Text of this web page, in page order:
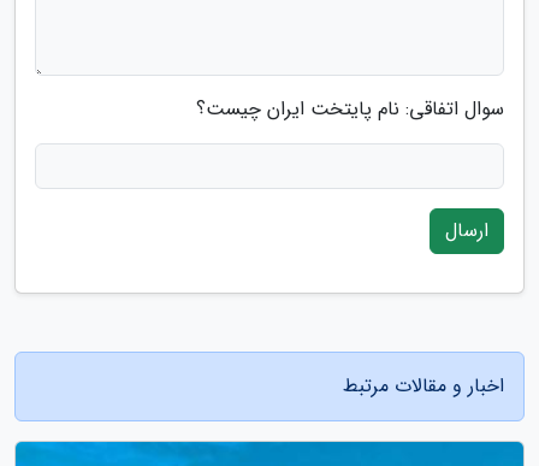
سوال اتفاقی: نام پایتخت ایران چیست؟
ارسال
اخبار و مقالات مرتبط